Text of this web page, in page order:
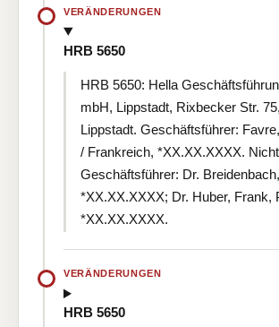
VERÄNDERUNGEN
HRB 5650
HRB 5650: Hella
mbH, Lippstadt, Rixbecker Str.
Lippstadt. Geschäftsführer:
/ Frankreich, *XX.XX.XXXX.
Geschäftsführer: Dr.
*XX.XX.XXXX; Dr. Huber, Frank,
*XX.XX.XXXX.
VERÄNDERUNGEN
HRB 5650